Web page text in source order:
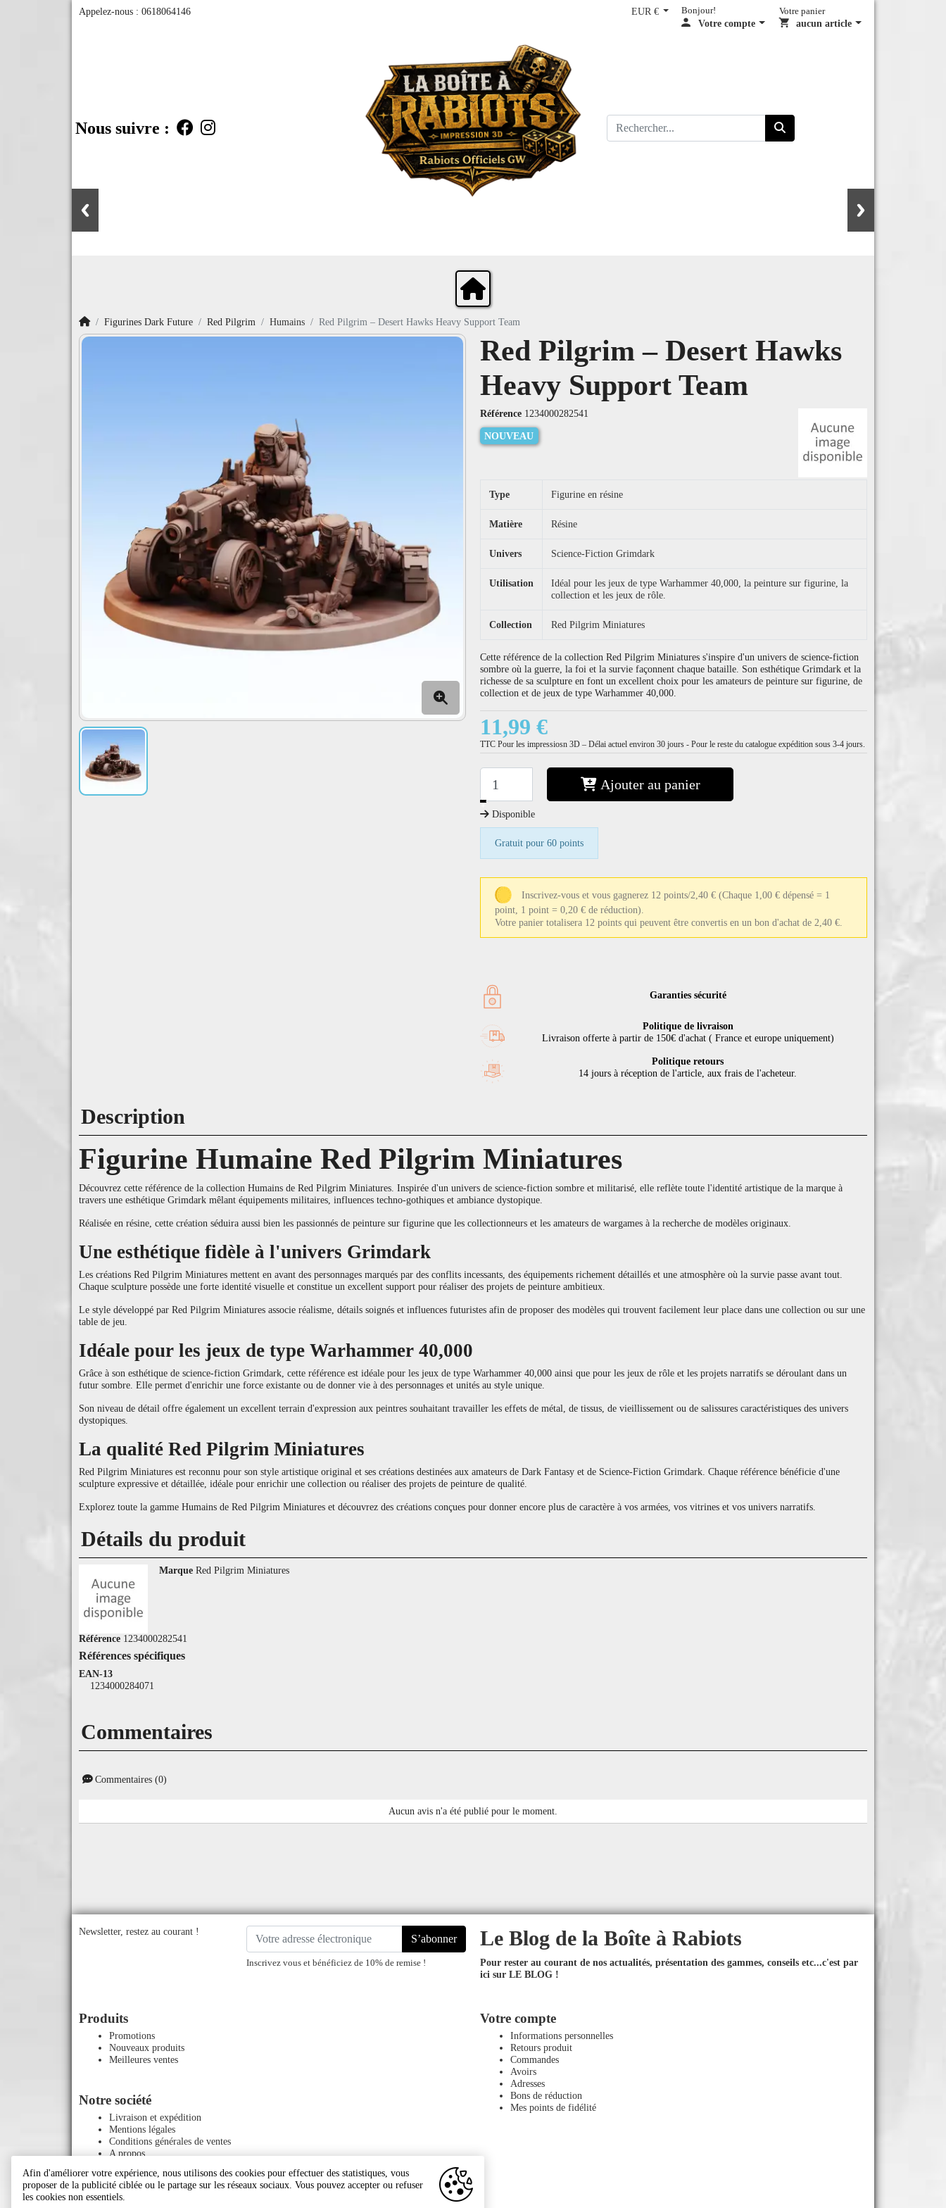
Appelez-nous : 0618064146 EUR € Bonjour!
Votre compte
Votre panier
aucun article
Nous suivre :
AccueilFigurines Dark Future Red Pilgrim Humains Red Pilgrim – Desert Hawks Heavy Support Team
Red Pilgrim – Desert Hawks
Heavy Support Team
Référence 1234000282541
NOUVEAU
Type Figurine en résine
Matière Résine
Univers Science-Fiction Grimdark
Utilisation
Idéal pour les jeux de type Warhammer 40,000, la peinture sur figurine, la
collection et les jeux de rôle.
Collection Red Pilgrim Miniatures
Cette référence de la collection Red Pilgrim Miniatures s'inspire d'un univers de science-fiction
sombre où la guerre, la foi et la survie façonnent chaque bataille. Son esthétique Grimdark et la
richesse de sa sculpture en font un excellent choix pour les amateurs de peinture sur figurine, de
collection et de jeux de type Warhammer 40,000.
11,99 €
TTC Pour les impressiosn 3D – Délai actuel environ 30 jours - Pour le reste du catalogue expédition sous 3-4 jours.
−
Ajouter au panier
Disponible
Gratuit pour 60 points
Inscrivez-vous et vous gagnerez 12 points/2,40 € (Chaque 1,00 € dépensé = 1
point, 1 point = 0,20 € de réduction).
Votre panier totalisera 12 points qui peuvent être convertis en un bon d'achat de 2,40 €.
Garanties sécurité
Politique de livraison
Livraison offerte à partir de 150€ d'achat ( France et europe uniquement)
Politique retours
14 jours à réception de l'article, aux frais de l'acheteur.
Description
Figurine Humaine Red Pilgrim Miniatures
Découvrez cette référence de la collection Humains de Red Pilgrim Miniatures. Inspirée d'un univers de science-fiction sombre et militarisé, elle reflète toute l'identité artistique de la marque à
travers une esthétique Grimdark mêlant équipements militaires, influences techno-gothiques et ambiance dystopique.
Réalisée en résine, cette création séduira aussi bien les passionnés de peinture sur figurine que les collectionneurs et les amateurs de wargames à la recherche de modèles originaux.
Une esthétique fidèle à l'univers Grimdark
Les créations Red Pilgrim Miniatures mettent en avant des personnages marqués par des conflits incessants, des équipements richement détaillés et une atmosphère où la survie passe avant tout.
Chaque sculpture possède une forte identité visuelle et constitue un excellent support pour réaliser des projets de peinture ambitieux.
Le style développé par Red Pilgrim Miniatures associe réalisme, détails soignés et influences futuristes afin de proposer des modèles qui trouvent facilement leur place dans une collection ou sur une
table de jeu.
Idéale pour les jeux de type Warhammer 40,000
Grâce à son esthétique de science-fiction Grimdark, cette référence est idéale pour les jeux de type Warhammer 40,000 ainsi que pour les jeux de rôle et les projets narratifs se déroulant dans un
futur sombre. Elle permet d'enrichir une force existante ou de donner vie à des personnages et unités au style unique.
Son niveau de détail offre également un excellent terrain d'expression aux peintres souhaitant travailler les effets de métal, de tissus, de vieillissement ou de salissures caractéristiques des univers
dystopiques.
La qualité Red Pilgrim Miniatures
Red Pilgrim Miniatures est reconnu pour son style artistique original et ses créations destinées aux amateurs de Dark Fantasy et de Science-Fiction Grimdark. Chaque référence bénéficie d'une
sculpture expressive et détaillée, idéale pour enrichir une collection ou réaliser des projets de peinture de qualité.
Explorez toute la gamme Humains de Red Pilgrim Miniatures et découvrez des créations conçues pour donner encore plus de caractère à vos armées, vos vitrines et vos univers narratifs.
Détails du produit
Marque Red Pilgrim Miniatures
Référence 1234000282541
Références spécifiques
EAN-13
1234000284071
Commentaires
Commentaires (0)
Aucun avis n'a été publié pour le moment.
Newsletter, restez au courant !
S’abonner
Inscrivez vous et bénéficiez de 10% de remise !
Le Blog de la Boîte à Rabiots
Pour rester au courant de nos actualités, présentation des gammes, conseils etc...c'est par
ici sur LE BLOG !
Produits
Promotions
Nouveaux produits
Meilleures ventes
Notre société
Livraison et expédition
Mentions légales
Conditions générales de ventes
A propos
Contactez-nous
Plan du site
Magasins
Votre compte
Informations personnelles
Retours produit
Commandes
Avoirs
Adresses
Bons de réduction
Mes points de fidélité
Afin d'améliorer votre expérience, nous utilisons des cookies pour effectuer des statistiques, vous
proposer de la publicité ciblée ou le partage sur les réseaux sociaux. Vous pouvez accepter ou refuser
les cookies non essentiels.